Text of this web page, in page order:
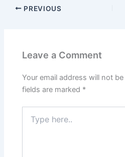
PREVIOUS
Leave a Comment
Your email address will not
fields are marked *
here..